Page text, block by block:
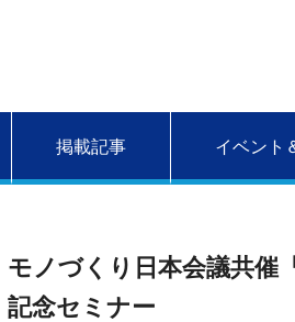
掲載記事 イベント
モノづくり日本会議共催
記念セミナー